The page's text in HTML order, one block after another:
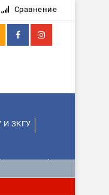
Сравнение
И ЗКГУ